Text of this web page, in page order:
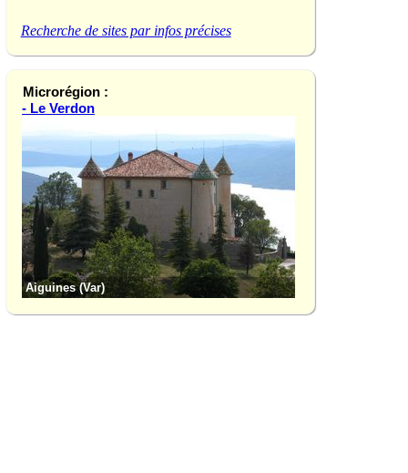
Recherche de sites par infos précises
Microrégion :
- Le Verdon
Aiguines (Var)